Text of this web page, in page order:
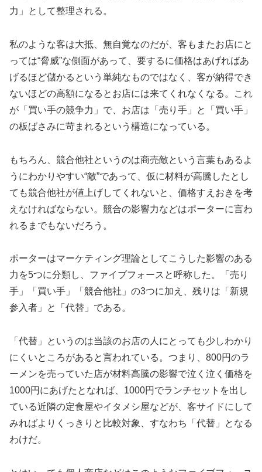
力」として整理される。
私のような客は大抵、無自覚なのだが、客もまたお店にと
っては“脅威”な側面があって、要するに価格はあげればあ
げるほど儲かるという単純なものではなく、客が納得でき
ないほどの高額になるとお店には来てくれなくなる。これ
が「買い手の競争力」で、お店は「売り手」と「買い手」
の板ばさみに苛まれるという構造になっている。
もちろん、競合他社というのは商売敵という言葉もあるよ
うにわかりやすい“敵”であって、仮に材料が高騰したとし
ても競合他社が値上げしてくれないと、価格すえおきを考
えなければならない。競合の影響力などはポーターに言わ
れるまでもないだろう。
ポーターはマーケティング理論としてこうした影響のある
力を5つに分類し、ファイブフォースと呼称した。「売り
手」「買い手」「競合他社」の3つに加え、残りは「新規
参入者」と「代替」である。
「代替」というのは当該のお店の人にとっても少しわかり
にくいところがあると言われている。つまり、800円のラ
ーメンを売っていた店が材料高騰の影響で泣く泣く価格を
1000円にあげたとなれば、1000円でランチセットを出し
ている近隣の定食屋やイタメシ屋などが、客サイドにして
みればよりくっきりと比較対象、すなわち「代替」となる
わけだ。